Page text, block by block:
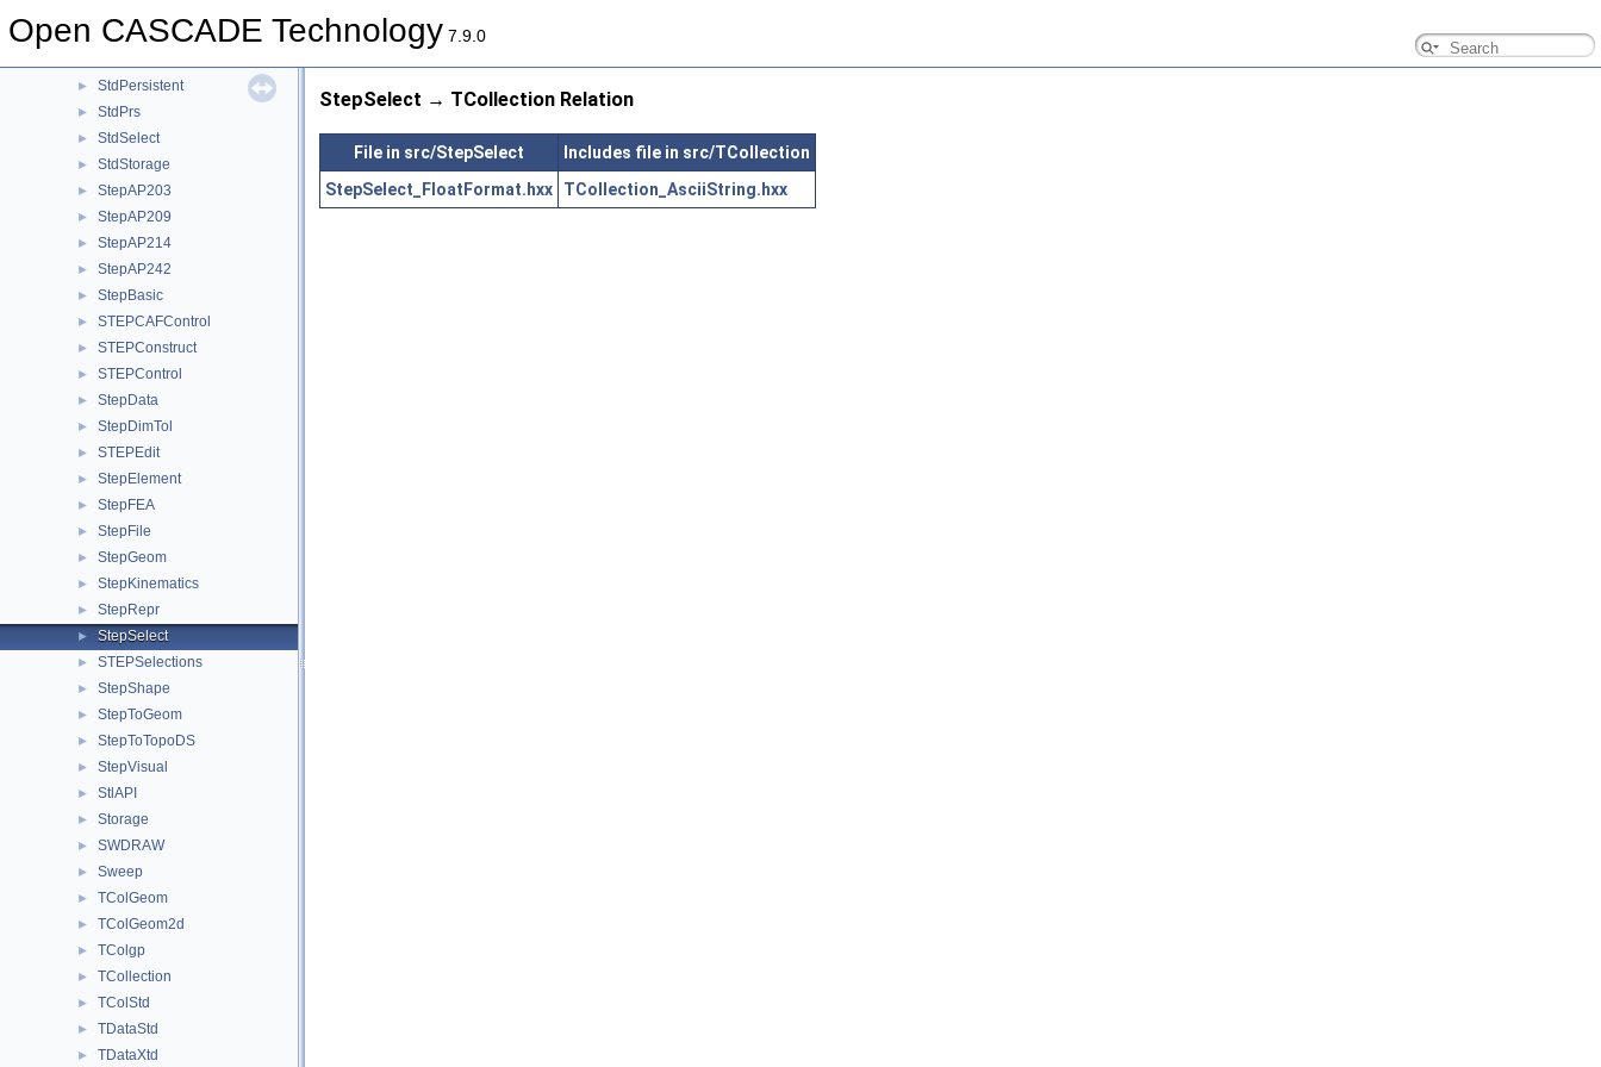
Open CASCADE Technology 7.9.0
► StdObject
► StdPersistent
► StdPrs
► StdSelect
► StdStorage
► StepAP203
► StepAP209
► StepAP214
► StepAP242
► StepBasic
► STEPCAFControl
► STEPConstruct
► STEPControl
► StepData
► StepDimTol
► STEPEdit
► StepElement
► StepFEA
► StepFile
► StepGeom
► StepKinematics
► StepRepr
► StepSelect
► STEPSelections
► StepShape
► StepToGeom
► StepToTopoDS
► StepVisual
► StlAPI
► Storage
► SWDRAW
► Sweep
► TColGeom
► TColGeom2d
► TColgp
► TCollection
► TColStd
► TDataStd
► TDataXtd
StepSelect → TCollection Relation
File in src/StepSelect
Includes file in src/TCollection
StepSelect_FloatFormat.hxx
TCollection_AsciiString.hxx